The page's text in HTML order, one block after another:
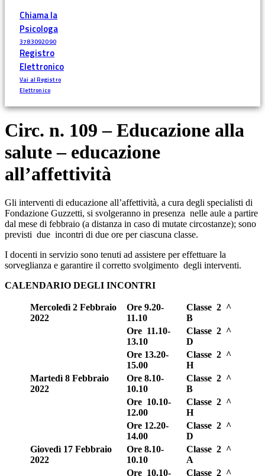
Chiama la
Psicologa
3783092090
Registro
Elettronico
Vai al Registro
Elettronico
Circ. n. 109 – Educazione alla
salute – educazione
all’affettività
Gli interventi di educazione all’affettività, a cura degli specialisti di
Fondazione Guzzetti, si svolgeranno in presenza nelle aule a partire
dal mese di febbraio (a distanza in caso di mutate circostanze); sono
previsti due incontri di due ore per ciascuna classe.
I docenti in servizio sono tenuti ad assistere per effettuare la
sorveglianza e garantire il corretto svolgimento degli interventi.
CALENDARIO DEGLI INCONTRI
Mercoledì 2 Febbraio
2022
Ore 9.20-
11.10
Classe 2 ^
B
Ore 11.10-
13.10
Classe 2 ^
D
Ore 13.20-
15.00
Classe 2 ^
H
Martedì 8 Febbraio
2022
Ore 8.10-
10.10
Classe 2 ^
B
Ore 10.10-
12.00
Classe 2 ^
H
Ore 12.20-
14.00
Classe 2 ^
D
Giovedì 17 Febbraio
2022
Ore 8.10-
10.10
Classe 2 ^
A
Ore 10.10-
Classe 2 ^